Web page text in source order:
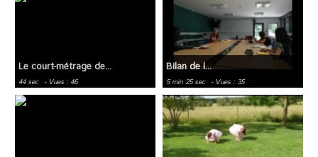
Le court-métrage de...
44 sec - Vues : 46
Bilan de l...
5 min 25 sec - Vues : 35